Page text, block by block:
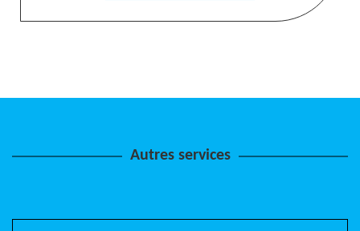
Autres services